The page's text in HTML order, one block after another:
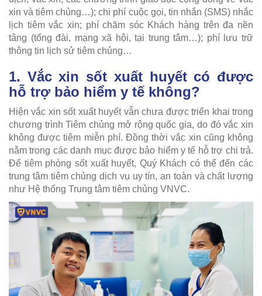
xin và tiêm chủng…); chi phí cuộc gọi, tin nhắn (SMS) nhắc
lịch tiêm vắc xin; phí chăm sóc Khách hàng trên đa nền
tảng (tổng đài, mạng xã hội, tại trung tâm…); phí lưu trữ
thông tin lịch sử tiêm chủng…
1. Vắc xin sốt xuất huyết có được
hỗ trợ bảo hiểm y tế không?
Hiện vắc xin sốt xuất huyết vẫn chưa được triển khai trong
chương trình Tiêm chủng mở rộng quốc gia, do đó vắc xin
không được tiêm miễn phí. Đồng thời vắc xin cũng không
nằm trong các danh mục được bảo hiểm y tế hỗ trợ chi trả.
Để tiêm phòng sốt xuất huyết, Quý Khách có thể đến các
trung tâm tiêm chủng dịch vụ uy tín, an toàn và chất lượng
như Hệ thống Trung tâm tiêm chủng VNVC.